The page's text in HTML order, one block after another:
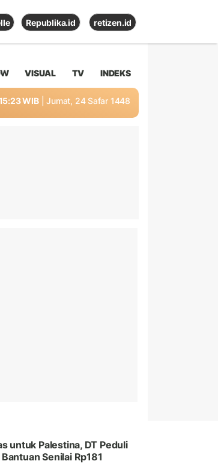
Republika.id retizen.id
VISUAL TV INDEKS
WIB | Jumat, 24 Safar 1448
untuk Palestina, DT Peduli
Senilai Rp181